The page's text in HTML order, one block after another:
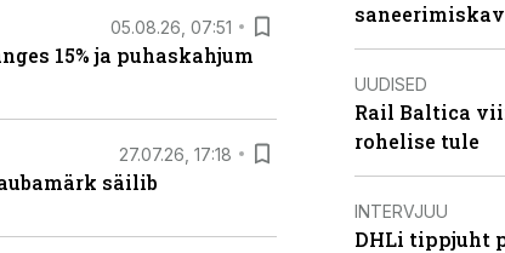
05.08.26, 07:51
15% ja puhaskahjum
27.07.26, 17:18
säilib
UUDISED
Rail Baltica
rohelise tule
INTERVJUU
DHLi tippjuht